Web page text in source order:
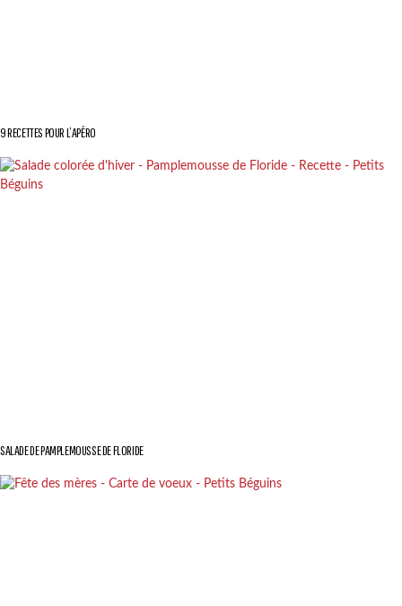
9 RECETTES POUR L’APÉRO
SALADE DE PAMPLEMOUSSE DE FLORIDE